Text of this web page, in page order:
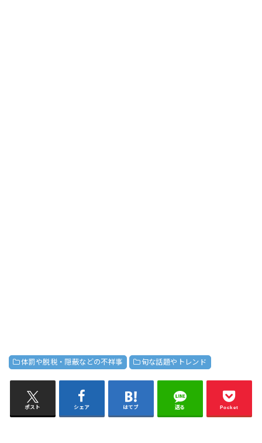
体罰や脱税・隠蔽などの不祥事 旬な話題やトレンド
ポスト シェア はてブ 送る Pocket